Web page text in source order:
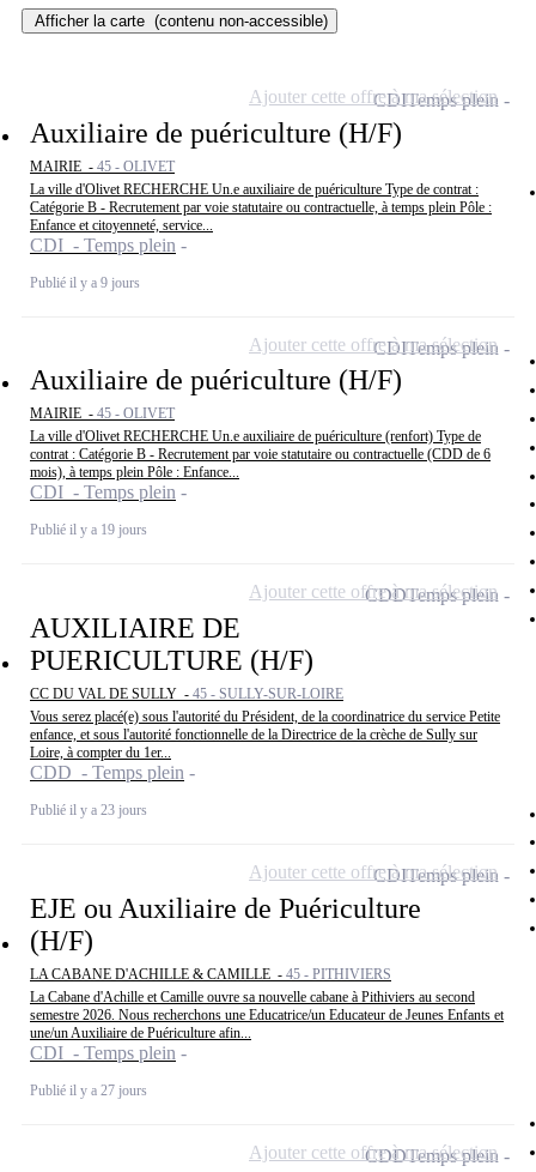
Afficher la carte (contenu non-accessible)
Auxiliaire de puériculture (H/F)
MAIRIE - 45 - OLIVET
La ville d'Olivet RECHERCHE Un.e auxiliaire de puériculture Type de contrat :
Catégorie B - Recrutement par voie statutaire ou contractuelle, à temps plein Pôle :
Enfance et citoyenneté, service...
CDI - Temps plein
Publié il y a 9 jours
CDITemps plein
Ajouter cette offre à ma sélection
Auxiliaire de puériculture (H/F)
MAIRIE - 45 - OLIVET
La ville d'Olivet RECHERCHE Un.e auxiliaire de puériculture (renfort) Type de
contrat : Catégorie B - Recrutement par voie statutaire ou contractuelle (CDD de 6
mois), à temps plein Pôle : Enfance...
CDI - Temps plein
Publié il y a 19 jours
CDITemps plein
Ajouter cette offre à ma sélection
AUXILIAIRE DE
PUERICULTURE (H/F)
CC DU VAL DE SULLY - 45 - SULLY-SUR-LOIRE
Vous serez placé(e) sous l'autorité du Président, de la coordinatrice du service Petite
enfance, et sous l'autorité fonctionnelle de la Directrice de la crèche de Sully sur
Loire, à compter du 1er...
CDD - Temps plein
Publié il y a 23 jours
CDDTemps plein
Ajouter cette offre à ma sélection
EJE ou Auxiliaire de Puériculture
(H/F)
LA CABANE D'ACHILLE & CAMILLE - 45 - PITHIVIERS
La Cabane d'Achille et Camille ouvre sa nouvelle cabane à Pithiviers au second
semestre 2026. Nous recherchons une Educatrice/un Educateur de Jeunes Enfants et
une/un Auxiliaire de Puériculture afin...
CDI - Temps plein
Publié il y a 27 jours
CDITemps plein
Ajouter cette offre à ma sélection
CDDTemps plein
Ajouter cette offre à ma sélection